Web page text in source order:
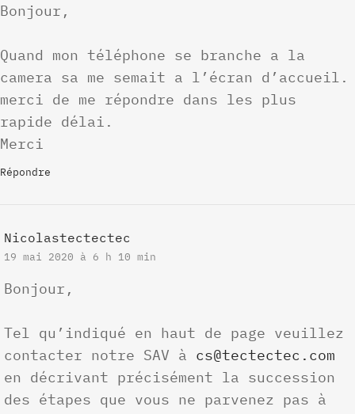
Bonjour,
Quand mon téléphone se branche a la
camera sa me semait a l’écran d’accueil.
merci de me répondre dans les plus
rapide délai.
Merci
Répondre
Nicolastectectec
19 mai 2020 à 6 h 10 min
Bonjour,
Tel qu’indiqué en haut de page veuillez
contacter notre SAV à cs@tectectec.com
en décrivant précisément la succession
des étapes que vous ne parvenez pas à